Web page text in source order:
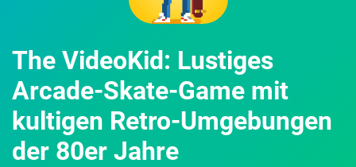
The VideoKid: Lustiges
Arcade-Skate-Game mit
kultigen Retro-Umgebungen
der 80er Jahre